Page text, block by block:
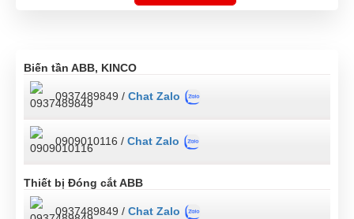
Biến tần ABB, KINCO
0937489849 / Chat Zalo
0909010116 / Chat Zalo
Thiết bị Đóng cắt ABB
0937489849 / Chat Zalo